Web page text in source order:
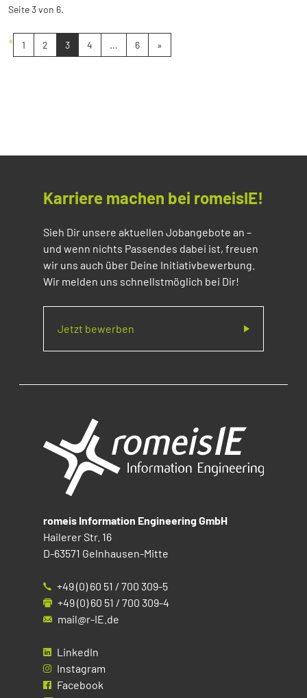
Seite 3 von 6.
« 1 2 3 4 ... 6 »
Karriere machen bei romeisIE!
Sieh Dir unsere aktuellen Jobangebote an –
und wenn nichts Passendes dabei ist, freuen
wir uns auch über Deine Initiativbewerbung.
Wir melden uns schnellstmöglich bei Dir!
Jetzt bewerben
romeis Information Engineering GmbH
Hailerer Str. 16
D-63571 Gelnhausen-Mitte
+49 (0) 60 51 / 700 309-5
+49 (0) 60 51 / 700 309-4
mail@r-IE.de
LinkedIn
Instagram
Facebook